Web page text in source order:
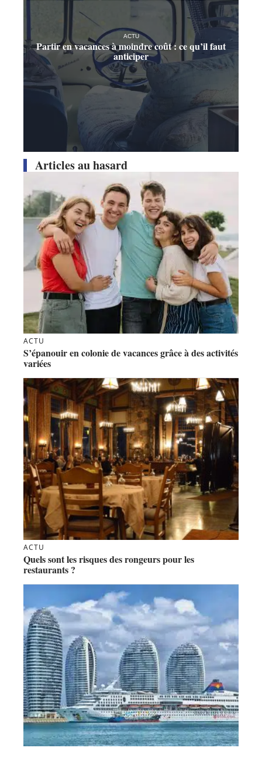
ACTU
Partir en vacances à moindre coût : ce qu’il faut
anticiper
Articles au hasard
ACTU
S’épanouir en colonie de vacances grâce à des activités
variées
ACTU
Quels sont les risques des rongeurs pour les
restaurants ?